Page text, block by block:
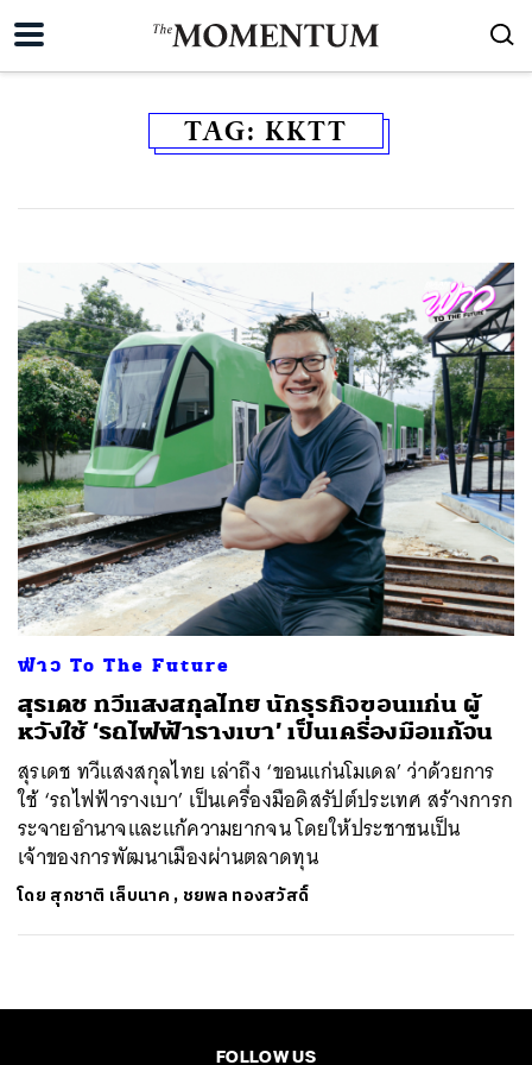
TAG: KKTT
ฟ่าว To The Future
สุรเดช ทวีแสงสกุลไทย นักธุรกิจขอนแก่น ผู้
หวังใช้ ‘รถไฟฟ้ารางเบา’ เป็นเครื่องมือแก้จน
สุรเดช ทวีแสงสกุลไทย เล่าถึง ‘ขอนแก่นโมเดล’ ว่าด้วยการ
ใช้ ‘รถไฟฟ้ารางเบา’ เป็นเครื่องมือดิสรัปต์ประเทศ สร้างการก
ระจายอำนาจและแก้ความยากจน โดยให้ประชาชนเป็น
เจ้าของการพัฒนาเมืองผ่านตลาดทุน
โดย สุภชาติ เล็บนาค , ชยพล ทองสวัสดิ์
FOLLOW US
ค้นหา
SHARE TWEET LINE EMAIL